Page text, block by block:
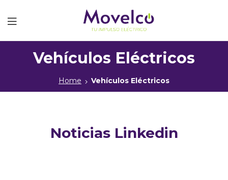
Movelco
Vehículos Eléctricos
Home Vehículos Eléctricos
Noticias Linkedin